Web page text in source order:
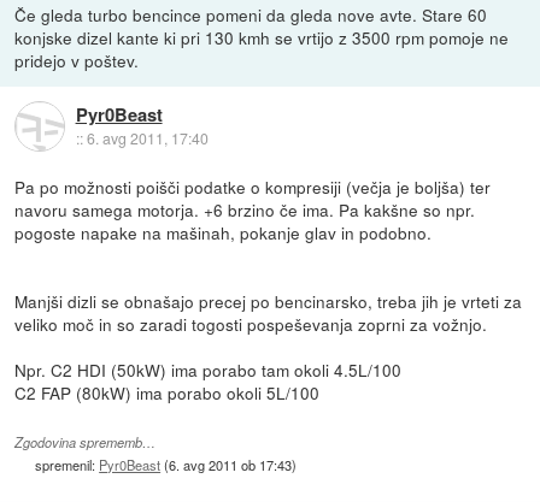
Če gleda turbo bencince pomeni da gleda nove avte. Stare 60
konjske dizel kante ki pri 130 kmh se vrtijo z 3500 rpm pomoje ne
pridejo v poštev.
Pyr0Beast
::6. avg 2011, 17:40
Pa po možnosti poišči podatke o kompresiji (večja je boljša) ter
navoru samega motorja. +6 brzino če ima. Pa kakšne so npr.
pogoste napake na mašinah, pokanje glav in podobno.
Manjši dizli se obnašajo precej po bencinarsko, treba jih je vrteti za
veliko moč in so zaradi togosti pospeševanja zoprni za vožnjo.
Npr. C2 HDI (50kW) ima porabo tam okoli 4.5L/100
C2 FAP (80kW) ima porabo okoli 5L/100
Zgodovina sprememb…
spremenil: Pyr0Beast(6. avg 2011 ob 17:43)